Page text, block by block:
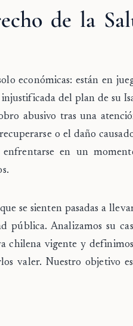
de la
económicas: están en
del plan de su
abusivo tras una
o el daño
enfrentarse en un
se sienten pasadas a
pública. Analizamos su
chilena vigente y
valer. Nuestro objetivo